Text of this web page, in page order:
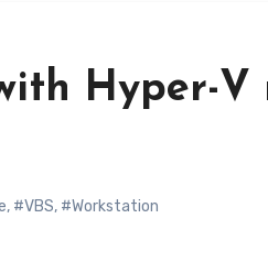
Hyper-V
, #VBS, #Workstation